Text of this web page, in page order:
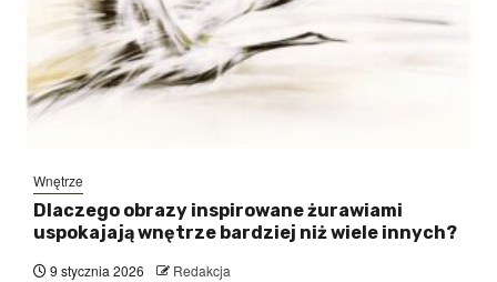
Wnętrze
Dlaczego obrazy inspirowane żurawiami
uspokajają wnętrze bardziej niż wiele innych?
9 stycznia 2026 Redakcja